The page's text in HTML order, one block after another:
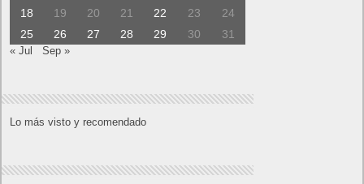
18
19 20 21 22 23
24
25
26 27 28 29 30 31
« Jul Sep »
Lo más visto y recomendado